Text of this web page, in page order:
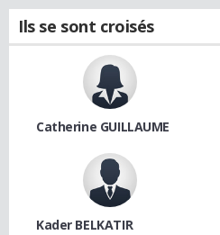
Ils se sont croisés
Catherine GUILLAUME
Kader BELKATIR